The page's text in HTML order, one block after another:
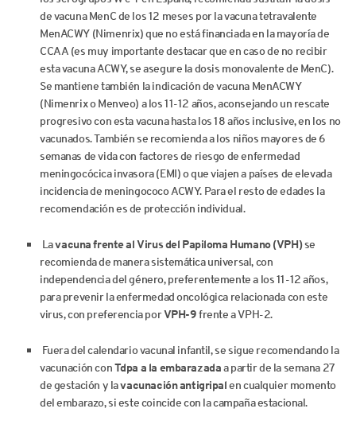
de vacuna MenC de los 12 meses por la vacuna tetravalente
MenACWY (Nimenrix) que no está financiada en la mayoría de
CCAA (es muy importante destacar que en caso de no recibir
esta vacuna ACWY, se asegure la dosis monovalente de MenC).
Se mantiene también la indicación de vacuna MenACWY
(Nimenrix o Menveo) a los 11-12 años, aconsejando un rescate
progresivo con esta vacuna hasta los 18 años inclusive, en los no
vacunados. También se recomienda a los niños mayores de 6
semanas de vida con factores de riesgo de enfermedad
meningocócica invasora (EMI) o que viajen a países de elevada
incidencia de meningococo ACWY. Para el resto de edades la
recomendación es de protección individual.
Lavacuna frente al Virus del Papiloma Humano (VPH)se
recomienda de manera sistemática universal, con
independencia del género, preferentemente a los 11-12 años,
para prevenir la enfermedad oncológica relacionada con este
virus, con preferencia porVPH-9frente a VPH-2.
Fuera del calendario vacunal infantil, se sigue recomendando la
vacunación conTdpa a la embarazadaa partir de la semana 27
de gestación y lavacunación antigripalen cualquier momento
del embarazo, si este coincide con la campaña estacional.